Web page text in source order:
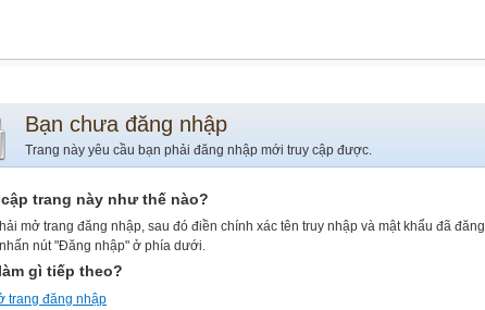
Bạn chưa đăng nhập
Trang này yêu cầu bạn phải đăng nhập mới truy cập được.
trang này như thế nào?
mở trang đăng nhập, sau đó điền chính xác tên truy nhập và mật khẩu đã đăng
nút "Đăng nhập" ở phía dưới.
gì tiếp theo?
trang đăng nhập